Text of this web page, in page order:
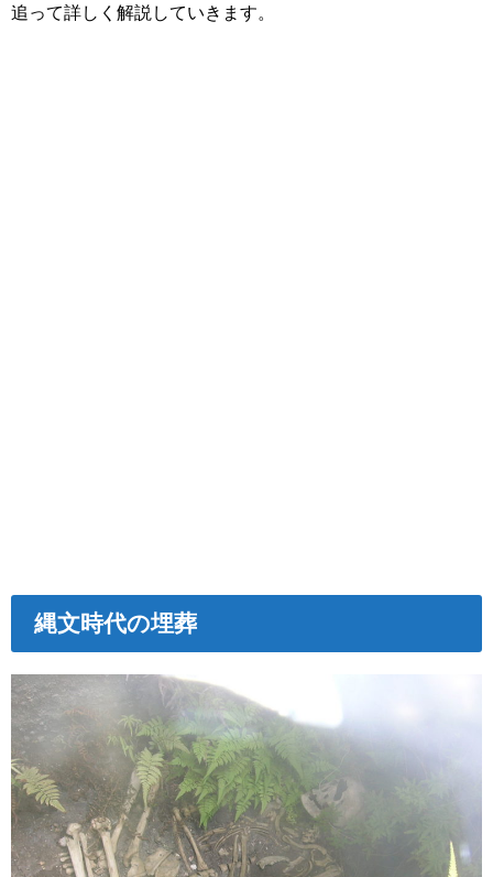
追って詳しく解説していきます。
縄文時代の埋葬